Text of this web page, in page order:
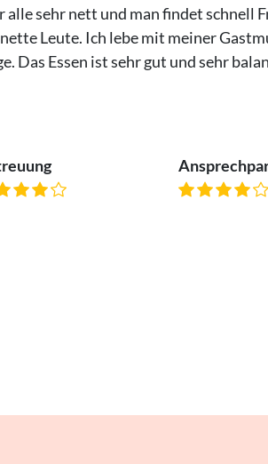
sehr nett und man findet schnell
Leute. Ich lebe mit meiner
Das Essen ist sehr gut und sehr